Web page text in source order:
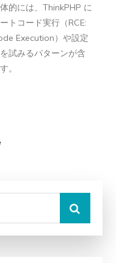
脆
弱
性
を
狙
的には、ThinkPHP に
トコード実行（RCE:
Execution）や設定
試みるパターンが含
。